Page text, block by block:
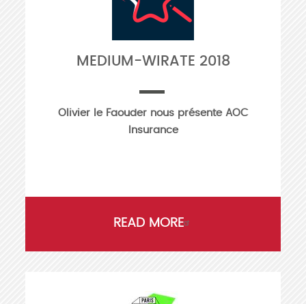
MEDIUM-WIRATE 2018
Olivier le Faouder nous présente AOC
Insurance
READ MORE